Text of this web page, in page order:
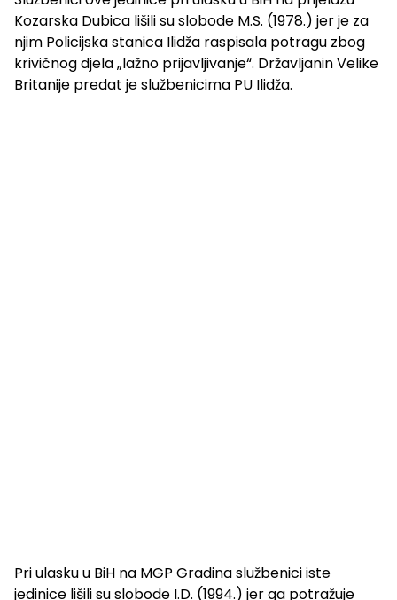
Kozarska Dubica lišili su slobode M.S. (1978.) jer je za
njim Policijska stanica Ilidža raspisala potragu zbog
krivičnog djela „lažno prijavljivanje“. Državljanin Velike
Britanije predat je službenicima PU Ilidža.
Pri ulasku u BiH na MGP Gradina službenici iste
jedinice lišili su slobode I.D. (1994.) jer ga potražuje